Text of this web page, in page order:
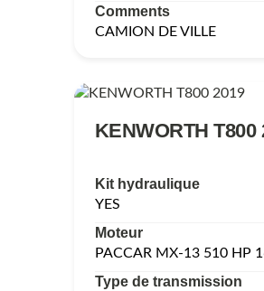
Comments
CAMION DE VILLE
KENWORTH T800
Kit hydraulique
YES
Moteur
PACCAR MX-13 510 HP
Type de transmission